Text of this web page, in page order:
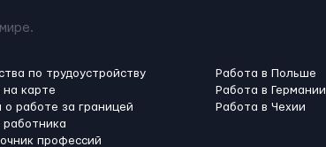
по трудоустройству
на карте
работе за границей
работника
профессий
Работа в Польше
Работа в Германии
Работа в Чехии